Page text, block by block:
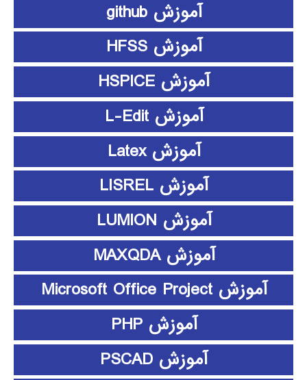
آموزش github
آموزش HFSS
آموزش HSPICE
آموزش L-Edit
آموزش Latex
آموزش LISREL
آموزش LUMION
آموزش MAXQDA
آموزش Microsoft Office Project
آموزش PHP
آموزش PSCAD